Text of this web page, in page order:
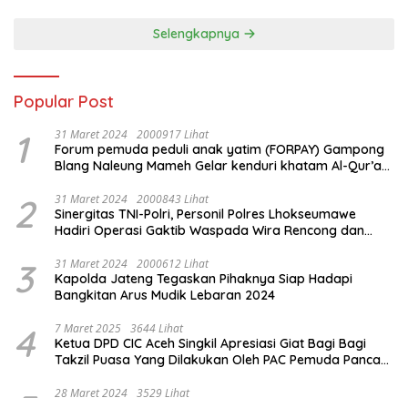
Selengkapnya
Popular Post
1 31 Maret 2024 2000917 Lihat
Forum pemuda peduli anak yatim (FORPAY) Gampong
Blang Naleung Mameh Gelar kenduri khatam Al-Qur’an
2 31 Maret 2024 2000843 Lihat
Sinergitas TNI-Polri, Personil Polres Lhokseumawe
Hadiri Operasi Gaktib Waspada Wira Rencong dan
3 31 Maret 2024 2000612 Lihat
Kapolda Jateng Tegaskan Pihaknya Siap Hadapi
Bangkitan Arus Mudik Lebaran 2024
4 7 Maret 2025 3644 Lihat
Ketua DPD CIC Aceh Singkil Apresiasi Giat Bagi Bagi
Takzil Puasa Yang Dilakukan Oleh PAC Pemuda Panca
Meriah Kabupaten Aceh Singkil
28 Maret 2024 3529 Lihat